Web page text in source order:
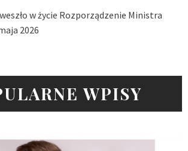
w życie Rozporządzenie Ministra
2026
WPISY